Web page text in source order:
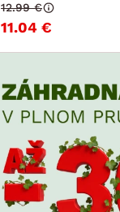
11.04 €
12.99 €